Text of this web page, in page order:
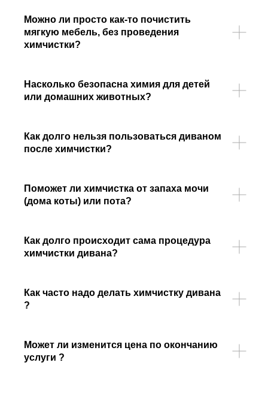
Можно ли просто как-то почистить
мягкую мебель, без проведения
химчистки?
Насколько безопасна химия для детей
или домашних животных?
Как долго нельзя пользоваться диваном
после химчистки?
Поможет ли химчистка от запаха мочи
(дома коты) или пота?
Как долго происходит сама процедура
химчистки дивана?
Как часто надо делать химчистку дивана
?
Может ли изменится цена по окончанию
услуги ?